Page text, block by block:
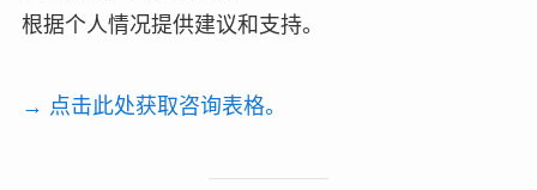
根据个人情况提供建议和支持。
→ 点击此处获取咨询表格。